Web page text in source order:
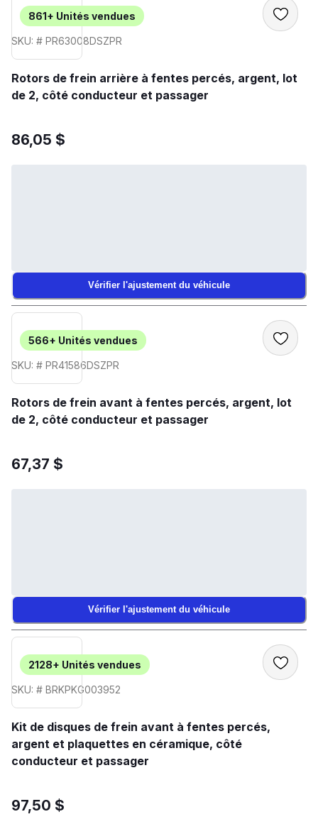
861+ Unités vendues
SKU: # PR63008DSZPR
Rotors de frein arrière à fentes percés, argent, lot
de 2, côté conducteur et passager
86,05 $
Vérifier l'ajustement du véhicule
566+ Unités vendues
SKU: # PR41586DSZPR
Rotors de frein avant à fentes percés, argent, lot
de 2, côté conducteur et passager
67,37 $
Vérifier l'ajustement du véhicule
2128+ Unités vendues
SKU: # BRKPKG003952
Kit de disques de frein avant à fentes percés,
argent et plaquettes en céramique, côté
conducteur et passager
97,50 $